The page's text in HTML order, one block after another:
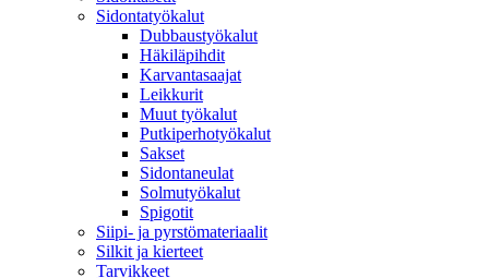
Sidontatyökalut
Dubbaustyökalut
Häkiläpihdit
Karvantasaajat
Leikkurit
Muut työkalut
Putkiperhotyökalut
Sakset
Sidontaneulat
Solmutyökalut
Spigotit
Siipi- ja pyrstömateriaalit
Silkit ja kierteet
Tarvikkeet